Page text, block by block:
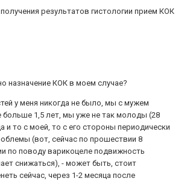
результатов гистологии прием КОК
назначение КОК в моем случае?
у меня никогда не было, мы с мужем
больше 1,5 лет, мы уже не так молоды (28
и то с моей, то с его стороны периодически
(вот, сейчас по прошествии 8
по поводу варикоцеле подвижность
снижаться), - может быть, стоит
сейчас, через 1-2 месяца после